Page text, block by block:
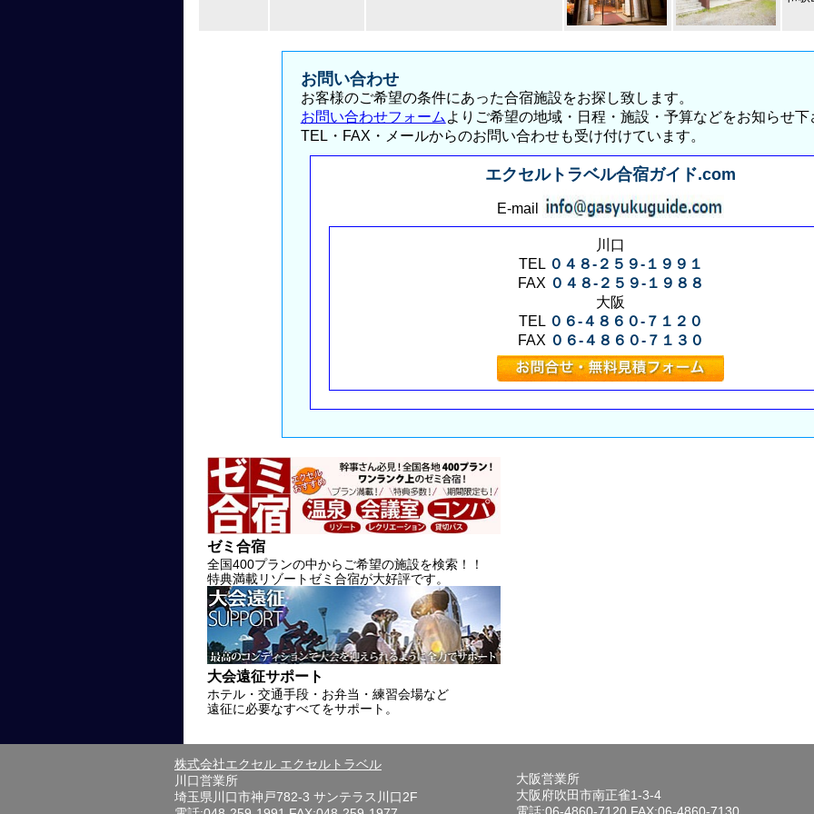
お問い合わせ
お客様のご希望の条件にあった合宿施設をお探し致します。
お問い合わせフォーム よりご希望の地域・日程・施設・予算などをお知らせ下
TEL・FAX・メールからのお問い合わせも受け付けています。
エクセルトラベル合宿ガイド.com
E-mail
川口
TEL ０４８-２５９-１９９１
FAX ０４８-２５９-１９８８
大阪
TEL ０６-４８６０-７１２０
FAX ０６-４８６０-７１３０
ゼミ合宿
全国400プランの中からご希望の施設を検索！！
特典満載リゾートゼミ合宿が大好評です。
大会遠征サポート
ホテル・交通手段・お弁当・練習会場など
遠征に必要なすべてをサポート。
株式会社エクセル エクセルトラベル
川口営業所
埼玉県川口市神戸782-3 サンテラス川口2F
大阪営業所
大阪府吹田市南正雀1-3-4